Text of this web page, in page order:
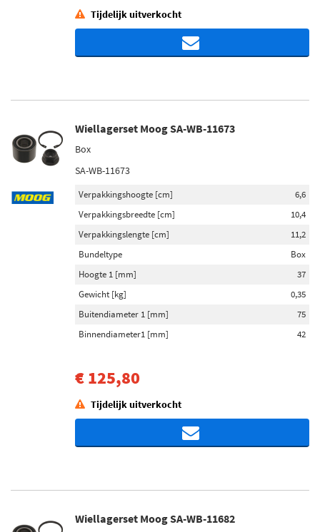
Tijdelijk uitverkocht
Wiellagerset Moog SA-WB-11673
Box
SA-WB-11673
Verpakkingshoogte [cm]
6,6
Verpakkingsbreedte [cm]
10,4
Verpakkingslengte [cm]
11,2
Bundeltype
Box
Hoogte 1 [mm]
37
Gewicht [kg]
0,35
Buitendiameter 1 [mm]
75
Binnendiameter1 [mm]
42
€ 125,80
Tijdelijk uitverkocht
Wiellagerset Moog SA-WB-11682